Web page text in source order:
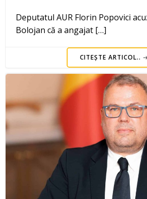
Deputatul AUR Florin Popovici
Bolojan că a angajat […]
CITEȘTE ARTICOL..